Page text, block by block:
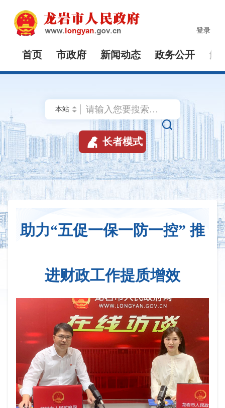
登录
首页 市政府 新闻动态 政务公开 解

 长者模式
助力“五促一保一防一控” 推
进财政工作提质增效